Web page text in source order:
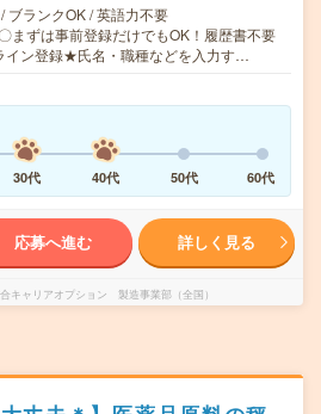
ブランクOK / 英語力不要
まずは事前登録だけでもOK！履歴書不要
イン登録★氏名・職種などを入力す…
30代 40代 50代 60代
応募へ進む 詳しく見る
キャリアオプション 製造事業部（全国）